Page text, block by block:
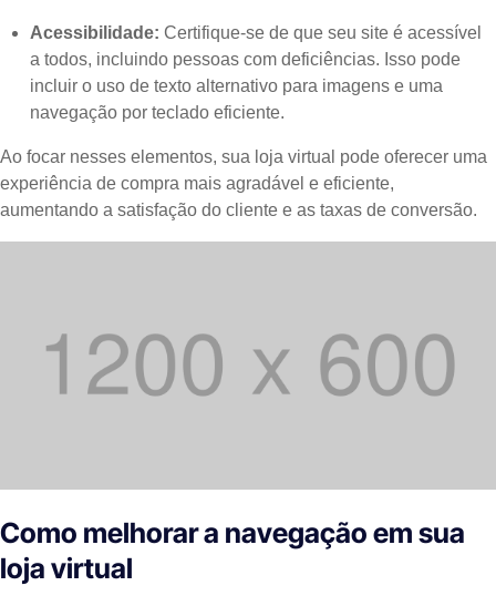
Acessibilidade: Certifique-se de que seu site é acessível
a todos, incluindo pessoas com deficiências. Isso pode
incluir o uso de texto alternativo para imagens e uma
navegação por teclado eficiente.
Ao focar nesses elementos, sua loja virtual pode oferecer uma
experiência de compra mais agradável e eficiente,
aumentando a satisfação do cliente e as taxas de conversão.
Como melhorar a navegação em sua
loja virtual